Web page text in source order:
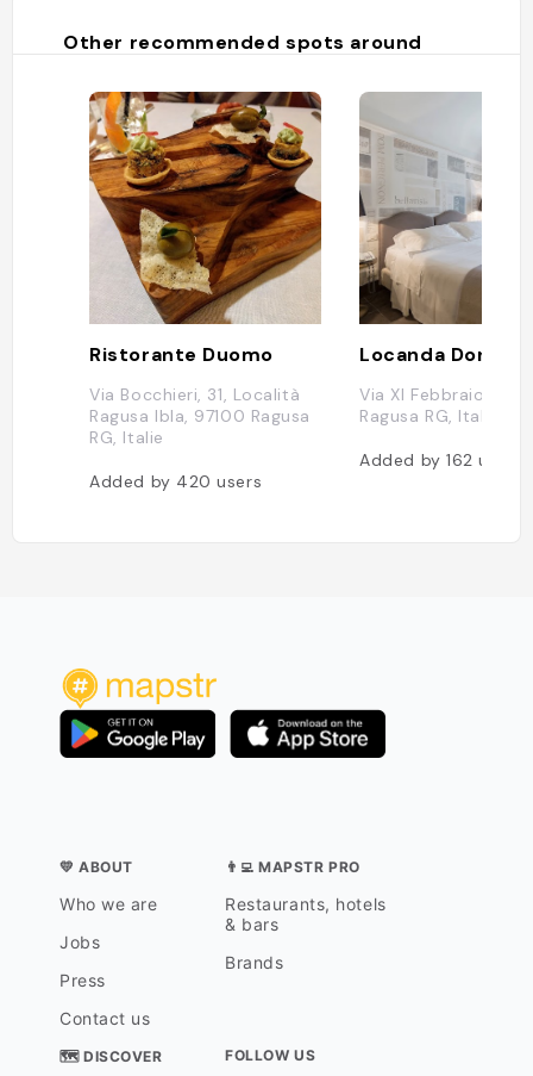
Other recommended spots around
Ristorante Duomo
Via Bocchieri, 31, Località
Ragusa Ibla, 97100 Ragusa
RG, Italie
Added by 420users
Via XI Febbraio, 15,
Ragusa RG, Italie
Added by162users
💛 ABOUT
Who we are
Jobs
Press
Contact us
👨‍💻 MAPSTR PRO
Restaurants, hotels
& bars
Brands
🗺 DISCOVER FOLLOW US